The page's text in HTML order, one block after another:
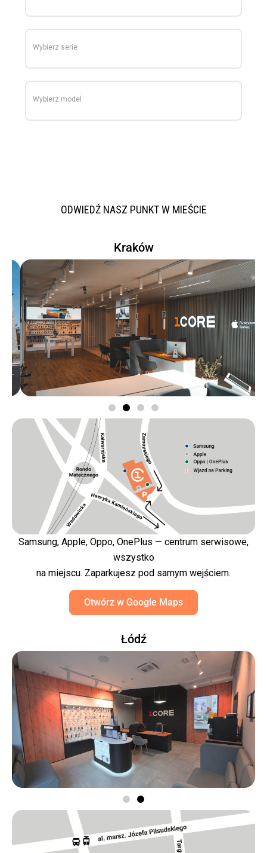
Wybierz serie
Wybierz model
ODWIEDŹ NASZ PUNKT W MIEŚCIE
Kraków
Samsung, Apple, Oppo, OnePlus — centrum serwisowe,
wszystko
na miejscu. Zaparkujesz pod samym wejściem.
Otwórz w Google Maps
Łódź